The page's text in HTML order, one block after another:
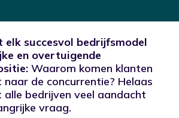
elk succesvol bedrijfsmodel
en overtuigende
Waarom komen klanten
naar de concurrentie? Helaas
alle bedrijven veel aandacht
vraag.